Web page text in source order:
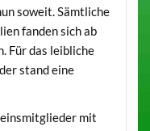
soweit. Sämtliche
fanden sich ab
Für das leibliche
stand eine
mit